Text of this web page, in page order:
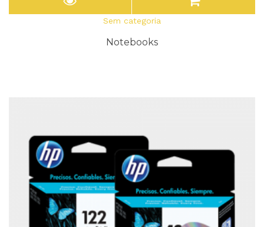
Sem categoria
Notebooks